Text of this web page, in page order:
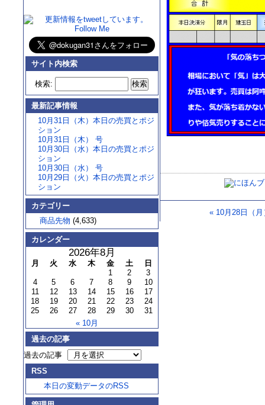
« 10月28日（
サイト内検索
検索:
最新記事情報
10月31日（木）本日の売買とポジ
ション
10月31日（木） 号
10月30日（水）本日の売買とポジ
ション
10月30日（水） 号
10月29日（火）本日の売買とポジ
ション
カテゴリー
商品先物 (4,633)
カレンダー
2026年8月
月 火 水 木 金 土
日
1
2
3
4
5 6 7 8 9
10
11
12 13 14 15 16
17
18
19 20 21 22 23
24
25
26 27 28 29 30
31
« 10月
過去の記事
過去の記事
RSS
本日の変動データのRSS